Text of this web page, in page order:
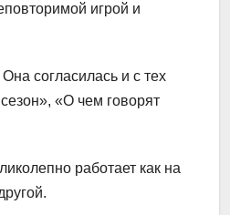
игрой и
согласилась и с тех
«О чем говорят
работает как на